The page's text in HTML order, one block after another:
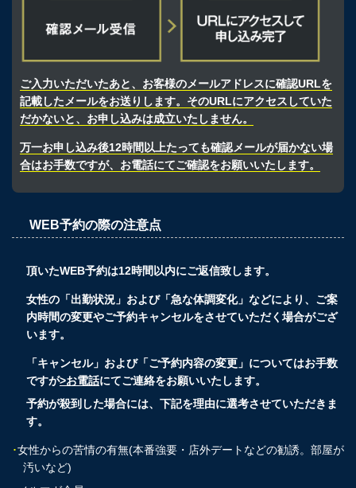
ご入力いただいたあと、お客様のメールアドレスに確認URLを
記載したメールをお送りします。そのURLにアクセスしていた
だかないと、お申し込みは成立いたしません。
万一お申し込み後12時間以上たっても確認メールが届かない場
合はお手数ですが、お電話にてご確認をお願いいたします。
WEB予約の際の注意点
頂いたWEB予約は12時間以内にご返信致します。
女性の「出勤状況」および「急な体調変化」などにより、ご案
内時間の変更やご予約キャンセルをさせていただく場合がござ
います。
「キャンセル」および「ご予約内容の変更」についてはお手数
ですが>お電話にてご連絡をお願いいたします。
予約が殺到した場合には、下記を理由に選考させていただきま
す。
･女性からの苦情の有無(本番強要・店外デートなどの勧誘。部屋が
汚いなど)